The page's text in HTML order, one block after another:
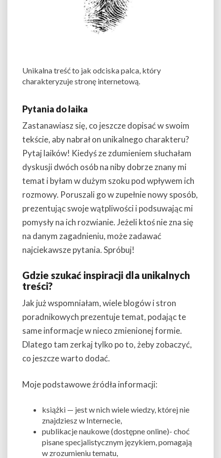
Unikalna treść to jak odciska palca, który
charakteryzuje stronę internetową.
Pytania do laika
Zastanawiasz się, co jeszcze dopisać w swoim
tekście, aby nabrał on unikalnego charakteru?
Pytaj laików! Kiedyś ze zdumieniem słuchałam
dyskusji dwóch osób na niby dobrze znany mi
temat i byłam w dużym szoku pod wpływem ich
rozmowy. Poruszali go w zupełnie nowy sposób,
prezentując swoje wątpliwości i podsuwając mi
pomysły na ich rozwianie. Jeżeli ktoś nie zna się
na danym zagadnieniu, może zadawać
najciekawsze pytania. Spróbuj!
Gdzie szukać inspiracji dla unikalnych
treści?
Jak już wspomniałam, wiele blogów i stron
poradnikowych prezentuje temat, podając te
same informacje w nieco zmienionej formie.
Dlatego tam zerkaj tylko po to, żeby zobaczyć,
co jeszcze warto dodać.
Moje podstawowe źródła informacji:
książki — jest w nich wiele wiedzy, której nie
znajdziesz w Internecie,
publikacje naukowe (dostępne online)- choć
pisane specjalistycznym językiem, pomagają
w zrozumieniu tematu,